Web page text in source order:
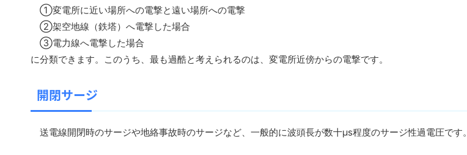
①変電所に近い場所への電撃と遠い場所への電撃
②架空地線（鉄塔）へ電撃した場合
③電力線へ電撃した場合
に分類できます。このうち、最も過酷と考えられるのは、変電所近傍からの電撃です。
開閉サージ
送電線開閉時のサージや地絡事故時のサージなど、一般的に波頭長が数十μs程度のサージ性過電圧です。